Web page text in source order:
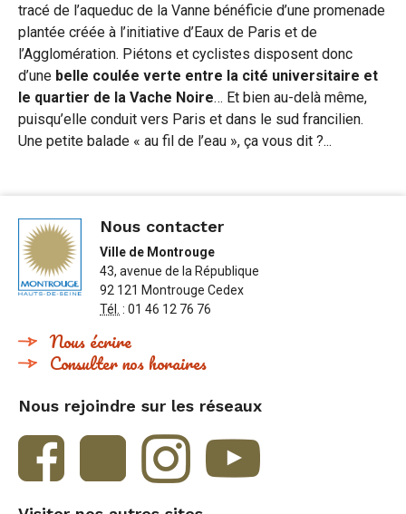
tracé de l’aqueduc de la Vanne bénéficie d’une promenade
plantée créée à l’initiative d’Eaux de Paris et de
l’Agglomération. Piétons et cyclistes disposent donc
d’une belle coulée verte entre la cité universitaire et
le quartier de la Vache Noire… Et bien au-delà même,
puisqu’elle conduit vers Paris et dans le sud francilien.
Une petite balade « au fil de l’eau », ça vous dit ?...
Nous contacter
Ville de Montrouge
43, avenue de la République
92 121 Montrouge Cedex
Tél.
: 01 46 12 76 76
Nous écrire
Consulter nos horaires
Nous rejoindre sur les réseaux